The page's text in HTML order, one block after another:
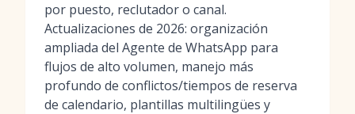
por puesto, reclutador o canal.
Actualizaciones de 2026: organización
ampliada del Agente de WhatsApp para
flujos de alto volumen, manejo más
profundo de conflictos/tiempos de reserva
de calendario, plantillas multilingües y